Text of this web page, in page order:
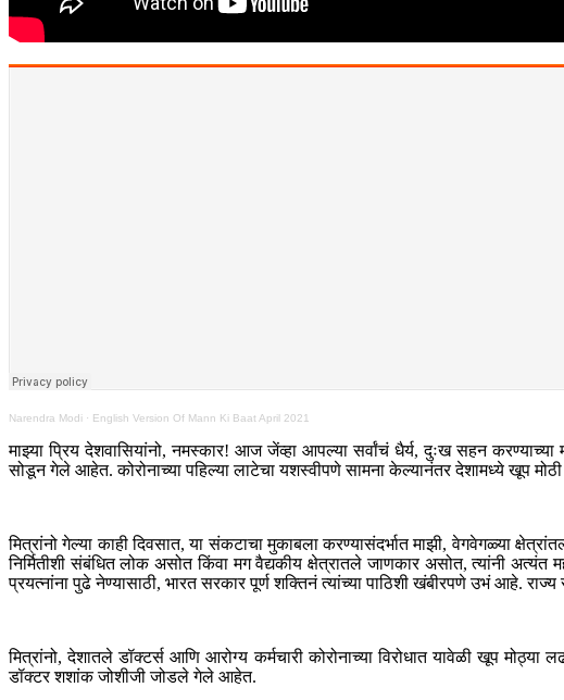
Narendra Modi · English Version Of Mann Ki Baat April 2021
माझ्या प्रिय देशवासियांनो, नमस्कार! आज जेंव्हा आपल्या सर्वांचं धैर्य, दुःख सहन
सोडून गेले आहेत. कोरोनाच्या पहिल्या लाटेचा यशस्वीपणे सामना केल्यानंतर देशामध्ये खूप
मित्रांनो गेल्या काही दिवसात, या संकटाचा मुकाबला करण्यासंदर्भात माझी, वेगवेगळ्या
निर्मितीशी संबंधित लोक असोत किंवा मग वैद्यकीय क्षेत्रातले जाणकार असोत, त्यांनी अत्यंत
प्रयत्नांना पुढे नेण्यासाठी, भारत सरकार पूर्ण शक्तिनं त्यांच्या पाठिशी खंबीरपणे उभं आहे.
मित्रांनो, देशातले डॉक्टर्स आणि आरोग्य कर्मचारी कोरोनाच्या विरोधात यावेळी खूप
डॉक्टर शशांक जोशीजी जोडले गेले आहेत.